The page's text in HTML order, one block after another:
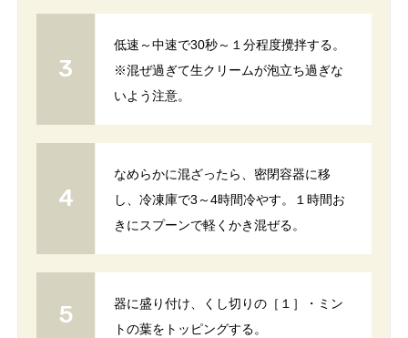
低速～中速で30秒～１分程度攪拌する。
※混ぜ過ぎて生クリームが泡立ち過ぎな
いよう注意。
なめらかに混ざったら、密閉容器に移
し、冷凍庫で3～4時間冷やす。１時間お
きにスプーンで軽くかき混ぜる。
器に盛り付け、くし切りの［１］・ミン
トの葉をトッピングする。